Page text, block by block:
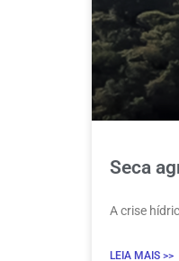
Seca
A crise
LEIA MAIS >>